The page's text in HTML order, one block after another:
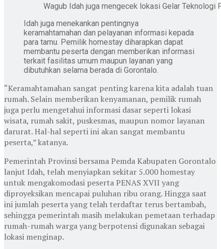
Wagub Idah juga mengecek lokasi Gelar Teknologi
Idah juga menekankan pentingnya
keramahtamahan dan pelayanan informasi kepada
para tamu. Pemilik homestay diharapkan dapat
membantu peserta dengan memberikan informasi
terkait fasilitas umum maupun layanan yang
dibutuhkan selama berada di Gorontalo.
“Keramahtamahan sangat penting karena kita adalah tuan
rumah. Selain memberikan kenyamanan, pemilik rumah
juga perlu mengetahui informasi dasar seperti lokasi
wisata, rumah sakit, puskesmas, maupun nomor layanan
darurat. Hal-hal seperti ini akan sangat membantu
peserta,” katanya.
Pemerintah Provinsi bersama Pemda Kabupaten Gorontalo
lanjut Idah, telah menyiapkan sekitar 5.000 homestay
untuk mengakomodasi peserta PENAS XVII yang
diproyeksikan mencapai puluhan ribu orang. Hingga saat
ini jumlah peserta yang telah terdaftar terus bertambah,
sehingga pemerintah masih melakukan pemetaan terhadap
rumah-rumah warga yang berpotensi digunakan sebagai
lokasi menginap.